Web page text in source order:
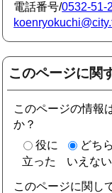
電話番号/0532-51-
このページに関
このページの情報
か？
役に
立った
どち
いえない
このページに関し